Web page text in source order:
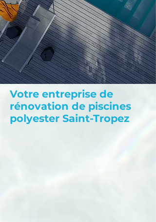
Votre entreprise de
rénovation de piscines
polyester Saint-Tropez